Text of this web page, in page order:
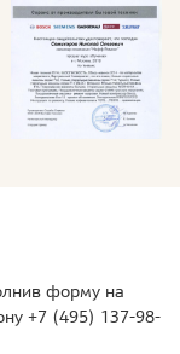
форму на
+7 (495) 137-98-